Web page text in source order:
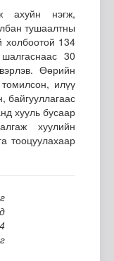
ахуйн нэгж,
тушаалтны
холбоотой 134
30
Өөрийн
илүү
байгууллагаас
хууль бусаар
хуулийн
тооцуулахаар